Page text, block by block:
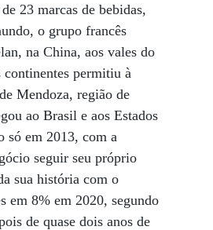
23 marcas de bebidas,
o grupo francês
na China, aos vales do
permitiu à
Mendoza, região de
ao Brasil e aos Estados
só em 2013, com a
seguir seu próprio
sua história com o
em 8% em 2020, segundo
de quase dois anos de